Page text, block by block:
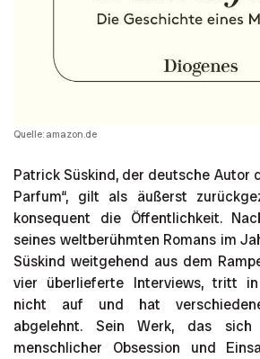
Quelle: amazon.de
Patrick Süskind, der deutsche Autor
Parfum“, gilt als äußerst
konsequent die Öffentlichkeit.
seines weltberühmten Romans im
Süskind weitgehend aus dem
vier überlieferte Interviews, tritt
nicht auf und hat verschiedene
abgelehnt. Sein Werk, das
menschlicher Obsession und